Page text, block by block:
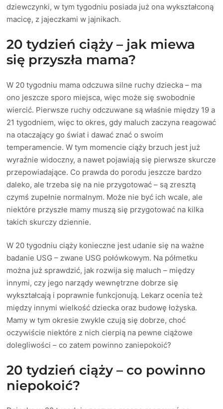
dziewczynki, w tym tygodniu posiada już ona wykształconą
macicę, z jajeczkami w jajnikach.
20 tydzień ciąży – jak miewa
się przyszła mama?
W 20 tygodniu mama odczuwa silne ruchy dziecka – ma
ono jeszcze sporo miejsca, więc może się swobodnie
wiercić. Pierwsze ruchy odczuwane są właśnie między 19 a
21 tygodniem, więc to okres, gdy maluch zaczyna reagować
na otaczający go świat i dawać znać o swoim
temperamencie. W tym momencie ciąży brzuch jest już
wyraźnie widoczny, a nawet pojawiają się pierwsze skurcze
przepowiadające. Co prawda do porodu jeszcze bardzo
daleko, ale trzeba się na nie przygotować – są zresztą
czymś zupełnie normalnym. Może nie być ich wcale, ale
niektóre przyszłe mamy muszą się przygotować na kilka
takich skurczy dziennie.
W 20 tygodniu ciąży konieczne jest udanie się na ważne
badanie USG – zwane USG połówkowym. Na półmetku
można już sprawdzić, jak rozwija się maluch – między
innymi, czy jego narządy wewnętrzne dobrze się
wykształcają i poprawnie funkcjonują. Lekarz ocenia też
między innymi wielkość dziecka oraz budowę łożyska.
Mamy w tym okresie zwykle czują się dobrze, choć
oczywiście niektóre z nich cierpią na pewne ciążowe
dolegliwości – co zatem powinno zaniepokoić?
20 tydzień ciąży – co powinno
niepokoić?